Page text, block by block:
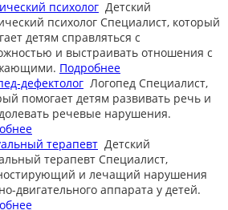
психолог Детский
психолог Специалист, который
детям справляться с
и выстраивать отношения с
Подробнее
дефектолог Логопед Специалист,
помогает детям развивать речь и
речевые нарушения.
терапевт Детский
терапевт Специалист,
и лечащий нарушения
двигательного аппарата у детей.